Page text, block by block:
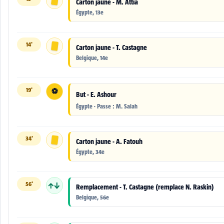
Carton jaune - M. Attia
Égypte, 13e
14' Carton jaune - T. Castagne
Belgique, 14e
19' ⚽ But - E. Ashour
Égypte · Passe : M. Salah
34' Carton jaune - A. Fatouh
Égypte, 34e
56' ↑↓ Remplacement - T. Castagne (remplace N. Raskin)
Belgique, 56e